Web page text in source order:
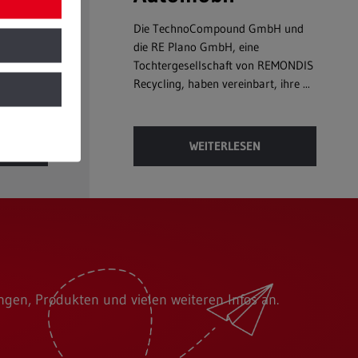
&
Zu
Die TechnoCompound GmbH und
die RE Plano GmbH, eine
Tochtergesellschaft von REMONDIS
Recycling, haben vereinbart, ihre ...
WEITERLESEN
Produkten und vielen weiteren Infos an.